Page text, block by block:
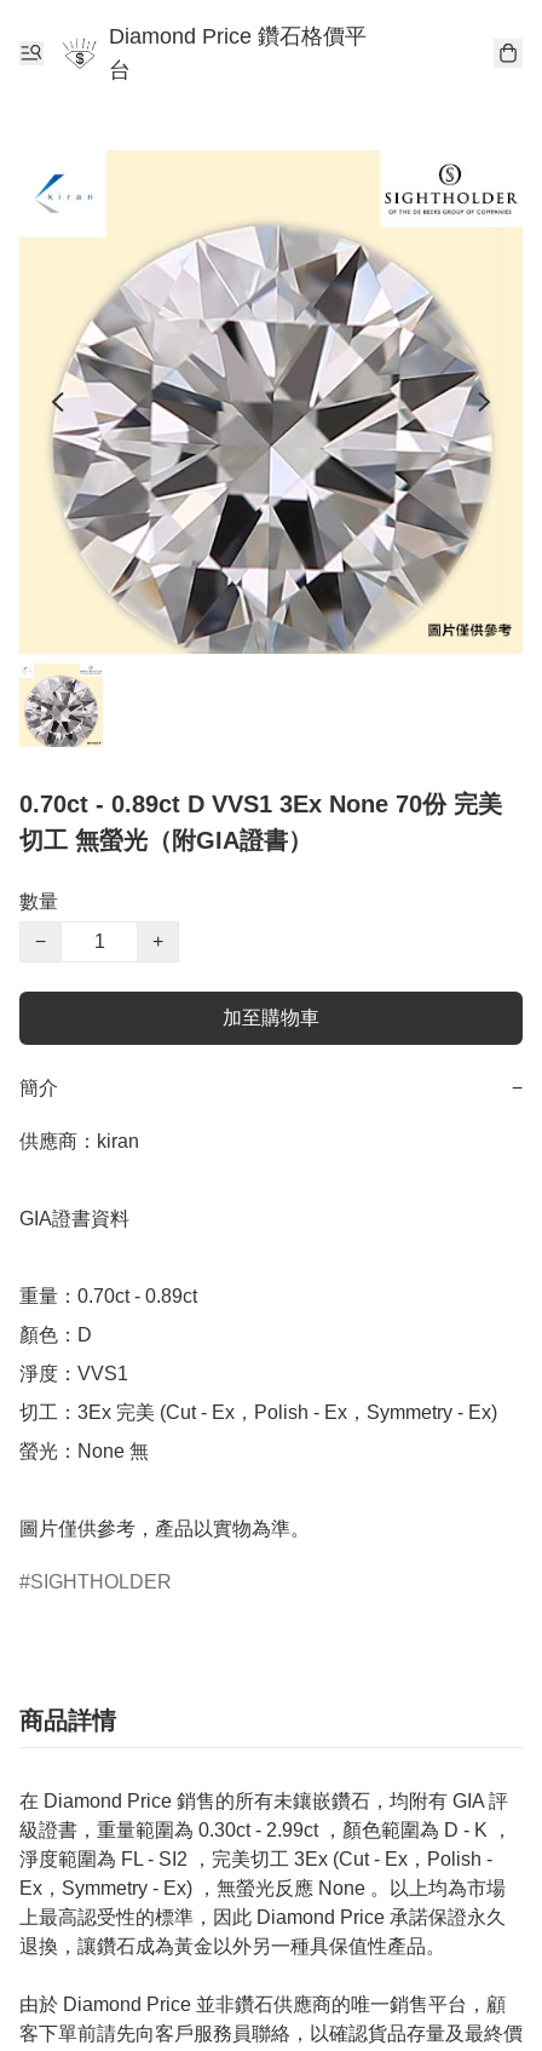
Diamond Price 鑽石格價平
台
0.70ct - 0.89ct D VVS1 3Ex None 70份 完美
切工 無螢光（附GIA證書）
數量
−
+
加至購物車
簡介 −
供應商：kiran
GIA證書資料
重量：0.70ct - 0.89ct
顏色：D
淨度：VVS1
切工：3Ex 完美 (Cut - Ex，Polish - Ex，Symmetry - Ex)
螢光：None 無
圖片僅供參考，產品以實物為準。
SIGHTHOLDER
商品詳情
在 Diamond Price 銷售的所有未鑲嵌鑽石，均附有 GIA 評
級證書，重量範圍為 0.30ct - 2.99ct ，顏色範圍為 D - K ，
淨度範圍為 FL - SI2 ，完美切工 3Ex (Cut - Ex，Polish -
Ex，Symmetry - Ex) ，無螢光反應 None 。以上均為市場
上最高認受性的標準，因此 Diamond Price 承諾保證永久
退換，讓鑽石成為黃金以外另一種具保值性產品。
由於 Diamond Price 並非鑽石供應商的唯一銷售平台，顧
客下單前請先向客戶服務員聯絡，以確認貨品存量及最終價